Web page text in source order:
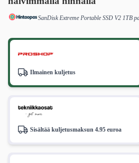
SanDisk Extreme Portable SSD V2 1TB
Ilmainen kuljetus
Sisältää kuljetusmaksun 4.95 euroa